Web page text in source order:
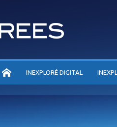
ACCUEILINEXPLORÉ DIGITAL